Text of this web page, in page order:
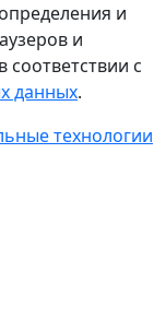
и
и
соответствии с
данных.
технологии